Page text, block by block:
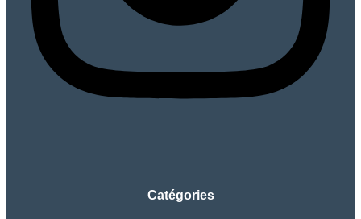
Catégories